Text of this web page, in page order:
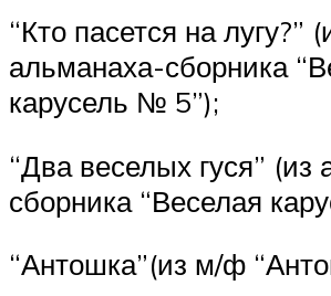
“Кто пасется на лугу?”
альманаха-сборника
карусель № 5”);
“Два веселых гуся” (из
сборника “Веселая
“Антошка”(из м/ф